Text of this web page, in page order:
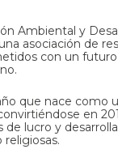
Ambiental y
asociación de
con un
que nace como
en
lucro y